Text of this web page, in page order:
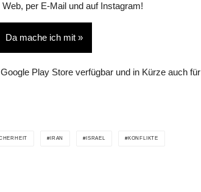
per E-Mail und auf Instagram!
Da mache ich mit »
Play Store verfügbar und in Kürze auch für
IRAN ISRAEL KONFLIKTE